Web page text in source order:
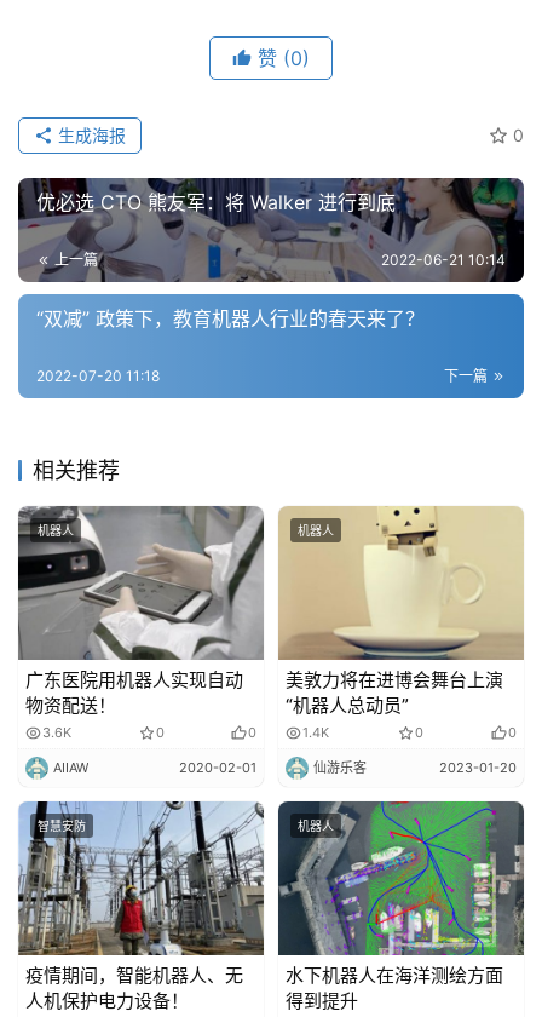
赞 (0)
0
生成海报
优必选 CTO 熊友军：将 Walker 进行到底
上一篇 2022-06-21 10:14
“双减” 政策下，教育机器人行业的春天来了？
下一篇
2022-07-20 11:18
相关推荐
机器人
广东医院用机器人实现自动
物资配送！
3.6K 0 0
AIIAW 2020-02-01
机器人
美敦力将在进博会舞台上演
“机器人总动员”
1.4K 0 0
仙游乐客 2023-01-20
智慧安防
疫情期间，智能机器人、无
人机保护电力设备！
机器人
水下机器人在海洋测绘方面
得到提升